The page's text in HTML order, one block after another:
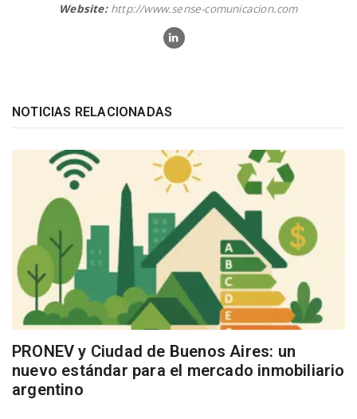
Website: http://www.sense-comunicacion.com
NOTICIAS RELACIONADAS
PRONEV y Ciudad de Buenos Aires: un
nuevo estándar para el mercado inmobiliario
argentino